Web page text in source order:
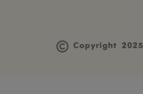
Copyright 2025